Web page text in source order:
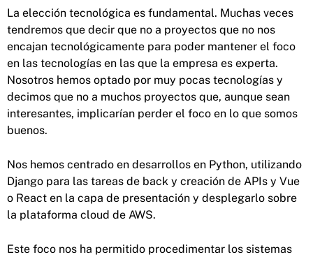
La elección tecnológica es fundamental. Muchas veces
tendremos que decir que no a proyectos que no nos
encajan tecnológicamente para poder mantener el foco
en las tecnologías en las que la empresa es experta.
Nosotros hemos optado por muy pocas tecnologías y
decimos que no a muchos proyectos que, aunque sean
interesantes, implicarían perder el foco en lo que somos
buenos.
Nos hemos centrado en desarrollos en Python, utilizando
Django para las tareas de back y creación de APIs y Vue
o React en la capa de presentación y desplegarlo sobre
la plataforma cloud de AWS.
Este foco nos ha permitido procedimentar los sistemas